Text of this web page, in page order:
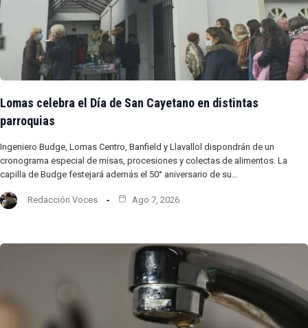
Lomas celebra el Día de San Cayetano en distintas
parroquias
Ingeniero Budge, Lomas Centro, Banfield y Llavallol dispondrán de un
cronograma especial de misas, procesiones y colectas de alimentos. La
capilla de Budge festejará además el 50° aniversario de su…
Redacción Voces Ago 7, 2026